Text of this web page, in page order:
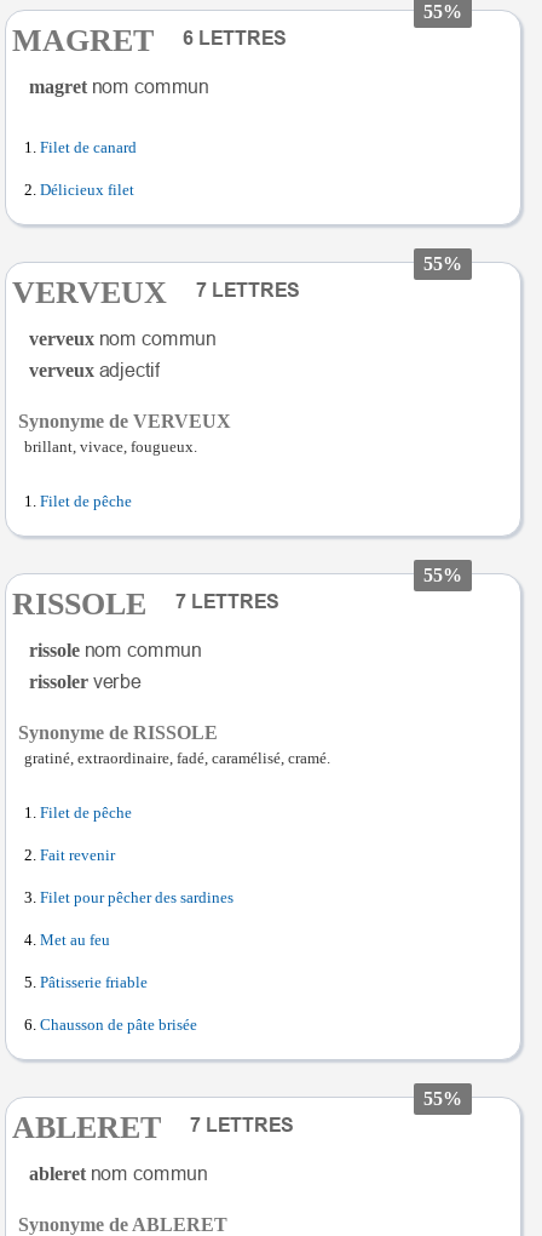
55%
MAGRET
magret
Filet de canard
Délicieux filet
55%
VERVEUX
verveux
verveux
Synonyme de VERVEUX
brillant, vivace, fougueux.
Filet de pêche
55%
RISSOLE
rissole
rissoler
Synonyme de RISSOLE
gratiné, extraordinaire, fadé, caramélisé, cramé.
Filet de pêche
Fait revenir
Filet pour pêcher des sardines
Met au feu
Pâtisserie friable
Chausson de pâte brisée
55%
ABLERET
ableret
Synonyme de ABLERET